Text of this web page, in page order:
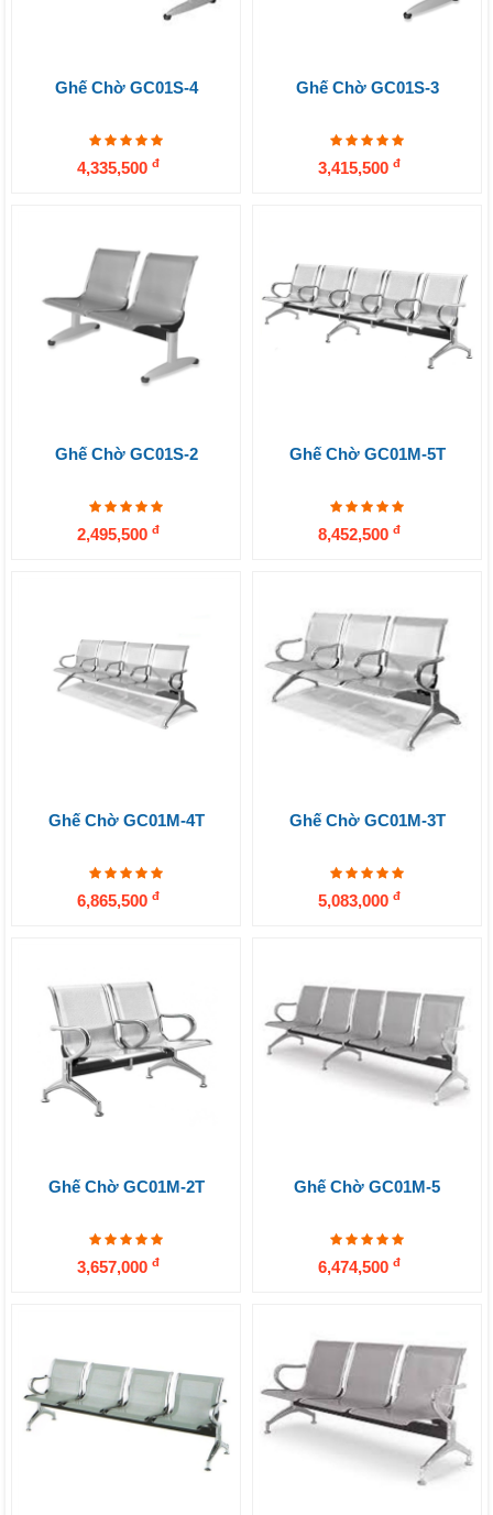
Ghế Chờ GC01S-4
4,335,500 đ
Ghế Chờ GC01S-3
3,415,500 đ
Ghế Chờ GC01S-2
2,495,500 đ
Ghế Chờ GC01M-5T
8,452,500 đ
Ghế Chờ GC01M-4T
6,865,500 đ
Ghế Chờ GC01M-3T
5,083,000 đ
Ghế Chờ GC01M-2T
3,657,000 đ
Ghế Chờ GC01M-5
6,474,500 đ